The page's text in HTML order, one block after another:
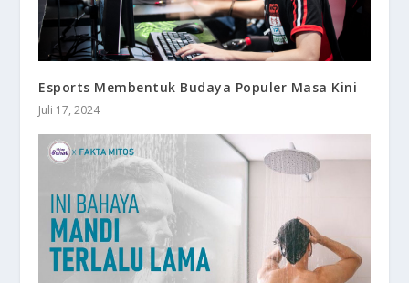
Esports Membentuk Budaya Populer Masa Kini
Juli 17, 2024